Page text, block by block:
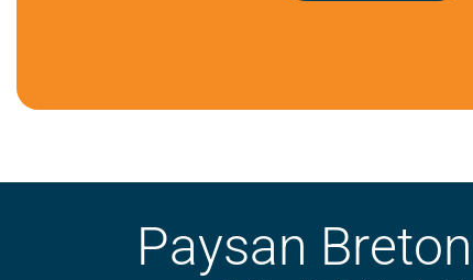
Paysan Breton